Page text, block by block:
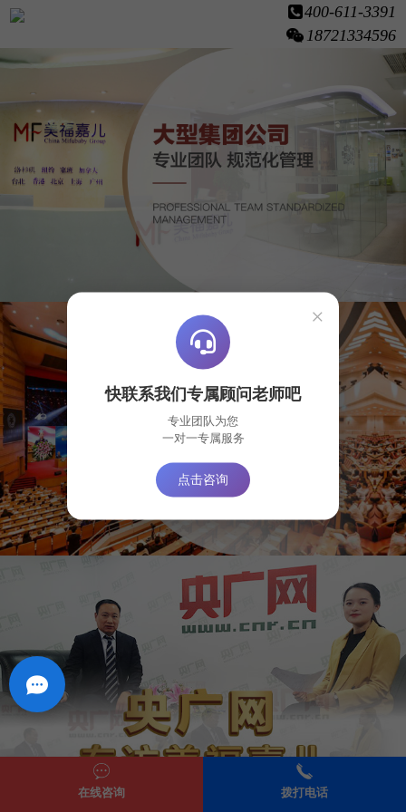
400-611-3391
18721334596
在线咨询 拨打电话
×
快联系我们专属顾问老师吧
专业团队为您
一对一专属服务
点击咨询